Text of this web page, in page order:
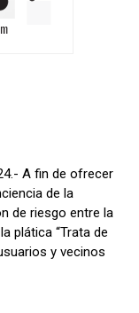
A fin de ofrecer
de la
de riesgo entre la
plática “Trata de
y vecinos